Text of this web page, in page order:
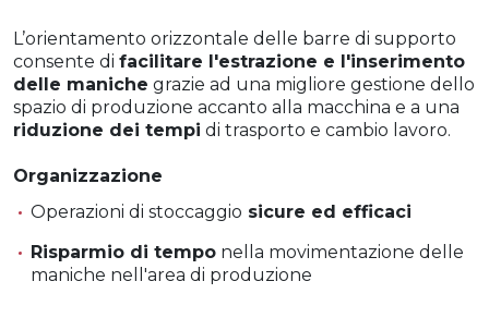
L’orientamento orizzontale delle barre di supporto
consente di facilitare l'estrazione e l'inserimento
delle maniche grazie ad una migliore gestione dello
spazio di produzione accanto alla macchina e a una
riduzione dei tempi di trasporto e cambio lavoro.
Organizzazione
Operazioni di stoccaggio sicure ed efficaci
Risparmio di tempo nella movimentazione delle
maniche nell'area di produzione